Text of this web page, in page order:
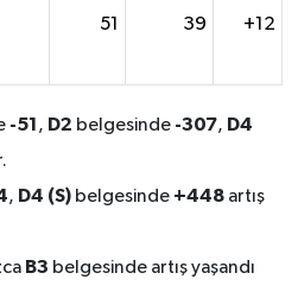
51 39 +12
-51 , D2 belgesinde -307, D4
, D4 (S)belgesinde +448artış
B3 belgesinde artış yaşandı